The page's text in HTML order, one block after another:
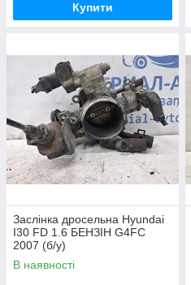
Купити
Заслінка дросельна Hyundai
I30 FD 1.6 БЕНЗІН G4FC
2007 (б/у)
В наявності